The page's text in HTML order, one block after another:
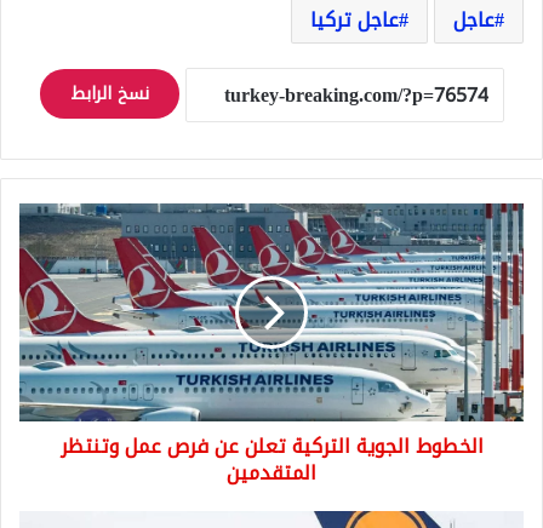
عاجل
عاجل تركيا
نسخ الرابط
الخطوط
الجوية
التركية
تعلن
عن
فرص
عمل
وتنتظر
المتقدمين
الخطوط الجوية التركية تعلن عن فرص عمل وتنتظر
المتقدمين